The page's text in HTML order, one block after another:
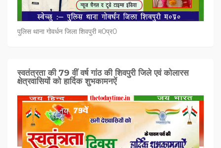
पुलिस थाना गोवर्धन जिला शिवपुरी म0प्र0
स्वतंत्रता की 79 वीं वर्ष गांठ की शिवपुरी जिले एवं कोलारस
क्षेत्रवासियों को हार्दिक शुभकामनऐं